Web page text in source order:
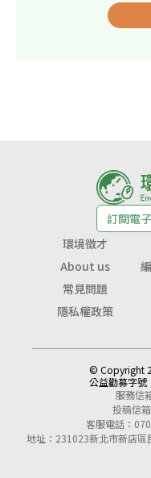
訂閱電
環境徵才
About us
常見問題
隱私權政策
© Copyright
公益勸募字號
服務信
投稿信箱
客服電話：
地址：231023新北市新店區